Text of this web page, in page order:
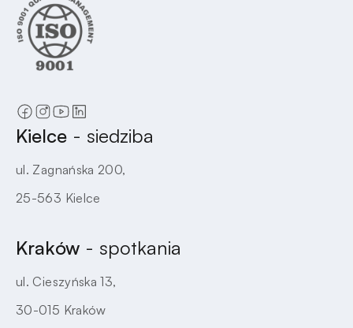
Kielce - siedziba
ul. Zagnańska 200,
25-563 Kielce
Kraków - spotkania
ul. Cieszyńska 13,
30-015 Kraków